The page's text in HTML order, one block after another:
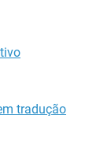
tradução